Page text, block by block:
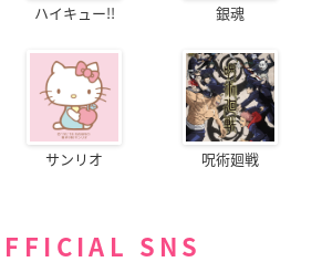
ハイキュー!! 銀魂
サンリオ 呪術廻戦
SNS